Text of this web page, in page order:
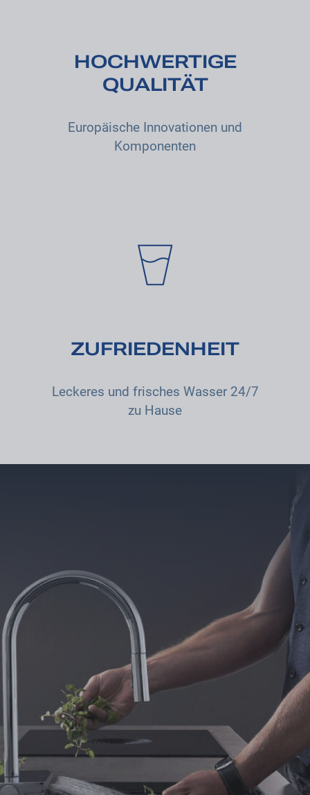
HOCHWERTIGE
QUALITÄT
Europäische Innovationen und
Komponenten
ZUFRIEDENHEIT
Leckeres und frisches Wasser 24/7
zu Hause